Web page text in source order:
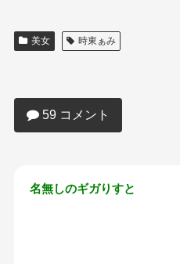
美女 時東ぁみ
ットに大公開してし
59 コメント
名無しのギガりすと